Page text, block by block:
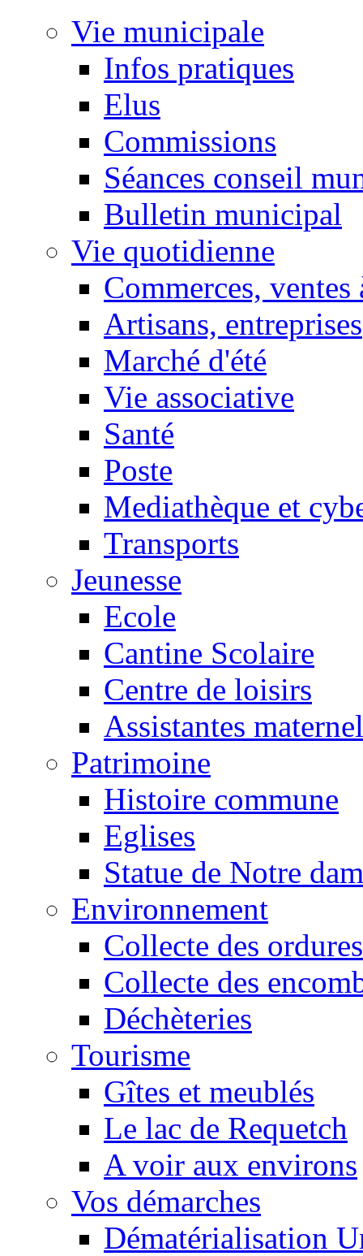
Vie municipale
Infos pratiques
Elus
Commissions
Séances conseil
Bulletin municipal
Vie quotidienne
Commerces, ventes
Artisans, entreprises
Marché d'été
Vie associative
Santé
Poste
Mediathèque et
Transports
Jeunesse
Ecole
Cantine Scolaire
Centre de loisirs
Assistantes
Patrimoine
Histoire commune
Eglises
Statue de Notre
Environnement
Collecte des ordures
Collecte des
Déchèteries
Tourisme
Gîtes et meublés
Le lac de Requetch
A voir aux environs
Vos démarches
Dématérialisation